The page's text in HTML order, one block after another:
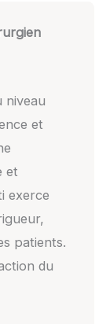
niveau
et
et
exerce
patients.
du